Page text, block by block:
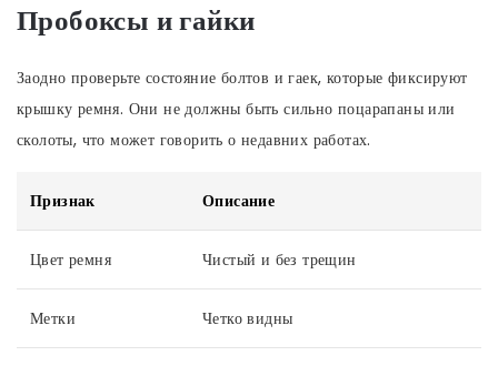
Пробоксы и гайки
Заодно проверьте состояние болтов и гаек, которые фиксируют
крышку ремня. Они не должны быть сильно поцарапаны или
сколоты, что может говорить о недавних работах.
Признак Описание
Цвет ремня Чистый и без трещин
Метки Четко видны